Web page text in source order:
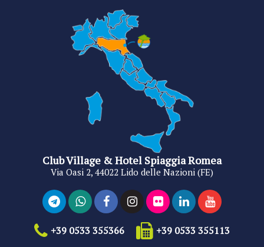
Club Village & Hotel Spiaggia Romea
Via Oasi 2, 44022 Lido delle Nazioni (FE)
+39 0533 355366 +39 0533 355113